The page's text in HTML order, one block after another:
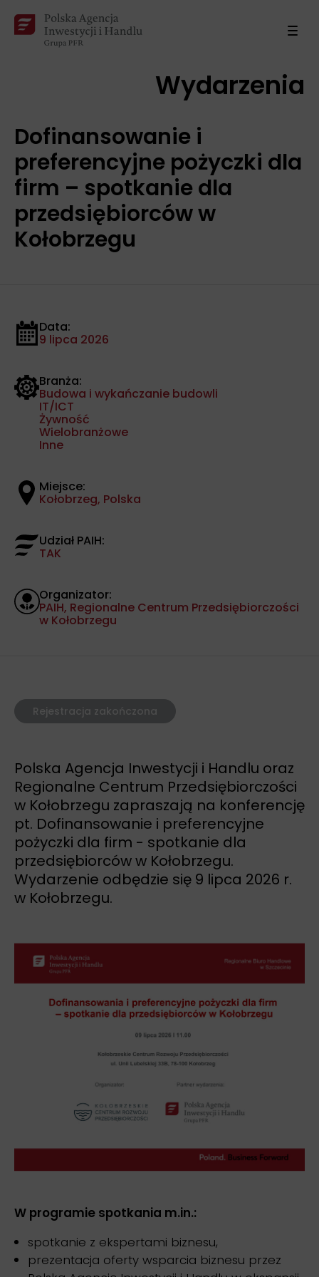
Wydarzenia
Dofinansowanie i
preferencyjne pożyczki dla
firm – spotkanie dla
przedsiębiorców w
Kołobrzegu
Data:
9 lipca 2026
Branża:
Budowa i wykańczanie budowli
IT/ICT
Żywność
Wielobranżowe
Inne
Miejsce:
Kołobrzeg, Polska
Udział PAIH:
TAK
Organizator:
PAIH, Regionalne Centrum Przedsiębiorczości
w Kołobrzegu
Rejestracja zakończona
Polska Agencja Inwestycji i Handlu oraz
Regionalne Centrum Przedsiębiorczości
w Kołobrzegu zapraszają na konferencję
pt. Dofinansowanie i preferencyjne
pożyczki dla firm - spotkanie dla
przedsiębiorców w Kołobrzegu.
Wydarzenie odbędzie się 9 lipca 2026 r.
w Kołobrzegu.
W programie spotkania m.in.:
spotkanie z ekspertami biznesu,
prezentacja oferty wsparcia biznesu przez